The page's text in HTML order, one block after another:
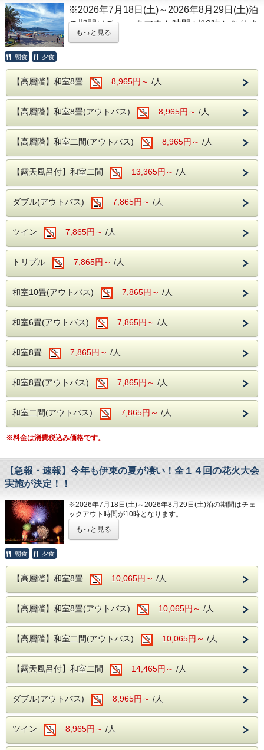
----ご朝食----
和洋バイキング、ソフトドリンクもサービス
----館内施設----
・カラオケルーム（当日予約制・無料）
・卓球コーナー（無料）
皆様のご来館をスタッフ一同、お待ちしてお
ります。
大浴場、6か所の露天風呂を無料でお楽しみ
いただけるのも魅力の1つとなります。
室数限定の【露天風呂付】和室二間と高層階
和室がおすすめとなります。
露天風呂付客室は温泉となっており、高層階
和室からは伊東の町並みや自然を楽しめま
す。
【全室無料Wi-Fi】ご利用可能です！
---館内施設---
・カラオケルーム（当日予約制・無料）
・卓球コーナー（無料）
---駐車場---
無料駐車場となります。
ホテル周辺に第1駐車場から第四駐車場まで
ご用意しております。
皆様のご来館をスタッフ一同、お待ちしてお
ります。
※2026年7月18日(土)～2026年8月29日(土)泊
の期間はチェックアウト時間が10時となりま
す。
自然豊かな伊東市で、海水浴や川遊びを満喫
できる1泊2食付きバイキングプランです。
り、夏ならではの思い出作りにぴったりのス
ポットが揃っています。
■オレンジビーチ（海水浴場）
当館から徒歩で約12分。
市内中心部に位置するオレンジビーチは、遠
浅で波も比較的穏やかなため、ご家族での海
水浴にもおすすめです。
また、環境省の水質調査で最高ランクの
「AA」を獲得することもある水質の良いビ
ーチとして知られており、透明度の高い海を
お楽しみいただけます。
海岸沿いの散策や、夏らしい景色もぜひご満
喫ください。
■松川湖（奥野ダム周辺・川遊び）
当館からお車で約20分。
松川の上流に位置する奥野ダム周辺には、水
然観察をお楽しみいただけるため、小さなお
緑豊かな自然に囲まれながら、夏の思い出作
りをお楽しみください。
（日）
----ご朝食----
・卓球コーナー（無料）
皆様のご来館をスタッフ一同、お待ちしております。
もっと見る
朝食 夕食
【高層階】和室8畳 8,965円～ /人
【高層階】和室8畳(アウトバス) 8,965円～ /人
【高層階】和室二間(アウトバス) 8,965円～ /人
【露天風呂付】和室二間 13,365円～ /人
ダブル(アウトバス) 7,865円～ /人
ツイン 7,865円～ /人
トリプル 7,865円～ /人
和室10畳(アウトバス) 7,865円～ /人
和室6畳(アウトバス) 7,865円～ /人
和室8畳 7,865円～ /人
和室8畳(アウトバス) 7,865円～ /人
和室二間(アウトバス) 7,865円～ /人
※料金は消費税込み価格です。
【急報・速報】今年も伊東の夏が凄い！全１４回の花火大会
実施が決定！！
※2026年7月18日(土)～2026年8月29日(土)泊の期間はチェ
ックアウト時間が10時となります。
夜空を彩る光の舞！伊東温泉「夢花火」鑑賞プラン
い。
【2026年開催予定】
・7月24日（金）伊東温泉「夢花火」PART1
20：30～20：50
・7月31日（金）伊東温泉「夢花火」PART2
20：30～20：50
・8月 2日（日）宇佐美夏まつり海上花火大会
20：00～20：20
※ホテルから車で約15分
・8月 4日（火）伊東温泉「夢花火」PART3
20：30～20：50
20：30～20：50
もっと見る
朝食 夕食
【高層階】和室8畳 10,065円～ /人
【高層階】和室8畳(アウトバス) 10,065円～ /人
【高層階】和室二間(アウトバス) 10,065円～ /人
【露天風呂付】和室二間 14,465円～ /人
ダブル(アウトバス) 8,965円～ /人
ツイン 8,965円～ /人